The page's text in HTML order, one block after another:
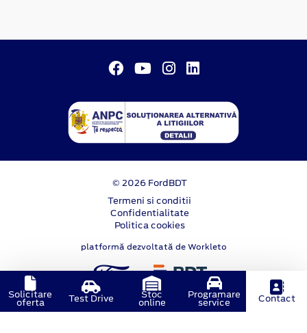
© 2026 FordBDT
Termeni si conditii
Confidentialitate
Politica cookies
platformă dezvoltată de Workleto
Solicitare
oferta Test Drive Stoc
online
Programare
service Contact